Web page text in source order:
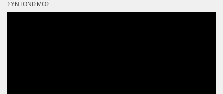
ΣΥΝΤΟΝΙΣΜΌΣ